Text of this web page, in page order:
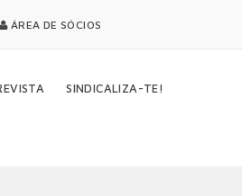
ÁREA DE SÓCIOS
SINDICALIZA-TE!